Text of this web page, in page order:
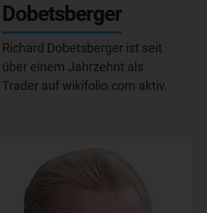
Dobetsberger
Richard Dobetsberger ist seit
über einem Jahrzehnt als
Trader auf wikifolio.com aktiv.